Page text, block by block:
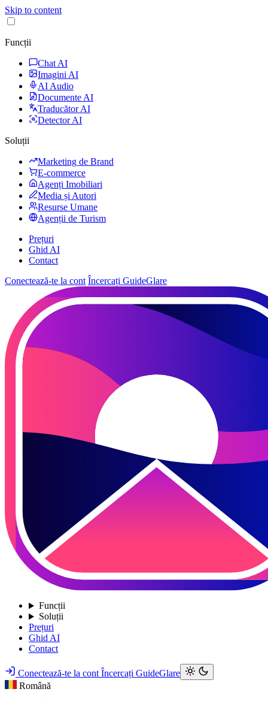
Skip to content
Funcții
Chat AI
Imagini AI
AI Audio
Documente AI
Traducător AI
Detector AI
Soluții
Marketing de Brand
E-commerce
Agenți Imobiliari
Media și Autori
Resurse Umane
Agenții de Turism
Prețuri
Ghid AI
Contact
Conectează-te la cont Încercați GuideGlare
Funcții
Soluții
Prețuri
Ghid AI
Contact
Conectează-te la cont Încercați GuideGlare
Română